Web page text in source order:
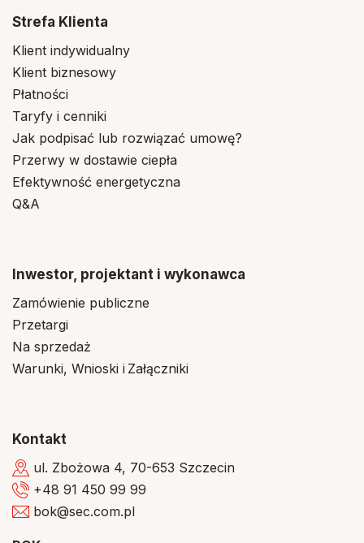
Strefa Klienta
Klient indywidualny
Klient biznesowy
Płatności
Taryfy i cenniki
Jak podpisać lub rozwiązać umowę?
Przerwy w dostawie ciepła
Efektywność energetyczna
Q&A
Inwestor, projektant i wykonawca
Zamówienie publiczne
Przetargi
Na sprzedaż
Warunki, Wnioski i Załączniki
Kontakt
ul. Zbożowa 4, 70-653 Szczecin
+48 91 450 99 99
bok@sec.com.pl